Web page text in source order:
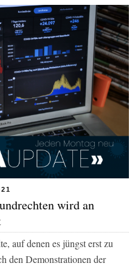
wird an
auf denen es jüngst erst zu
den Demonstrationen der